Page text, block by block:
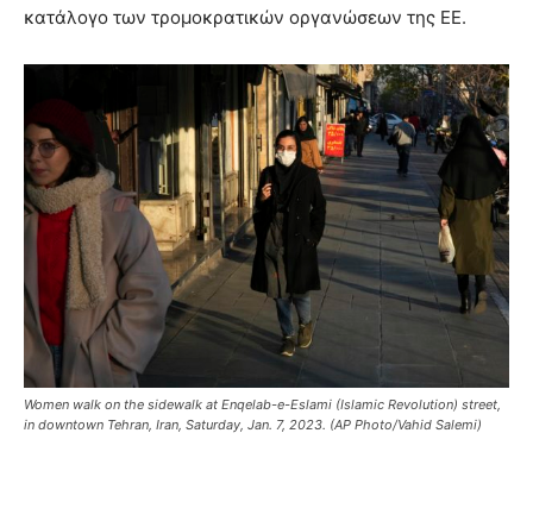
κατάλογο των τρομοκρατικών οργανώσεων της ΕΕ.
Women walk on the sidewalk at Enqelab-e-Eslami (Islamic Revolution) street,
in downtown Tehran, Iran, Saturday, Jan. 7, 2023. (AP Photo/Vahid Salemi)